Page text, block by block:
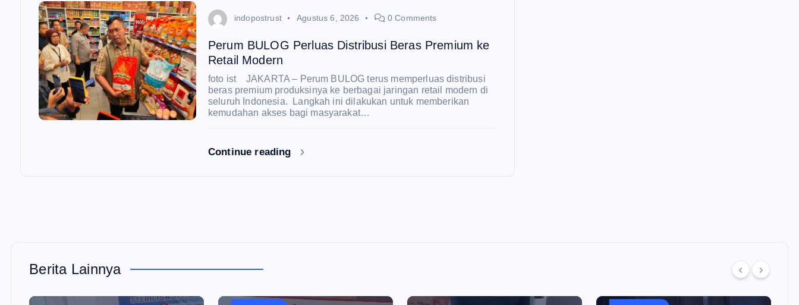
indopostrust Agustus 6, 2026 0 Comments
Perum BULOG Perluas Distribusi Beras Premium ke
Retail Modern
foto ist JAKARTA – Perum BULOG terus memperluas distribusi
beras premium produksinya ke berbagai jaringan retail modern di
seluruh Indonesia. Langkah ini dilakukan untuk memberikan
kemudahan akses bagi masyarakat…
Continue reading
Berita Lainnya